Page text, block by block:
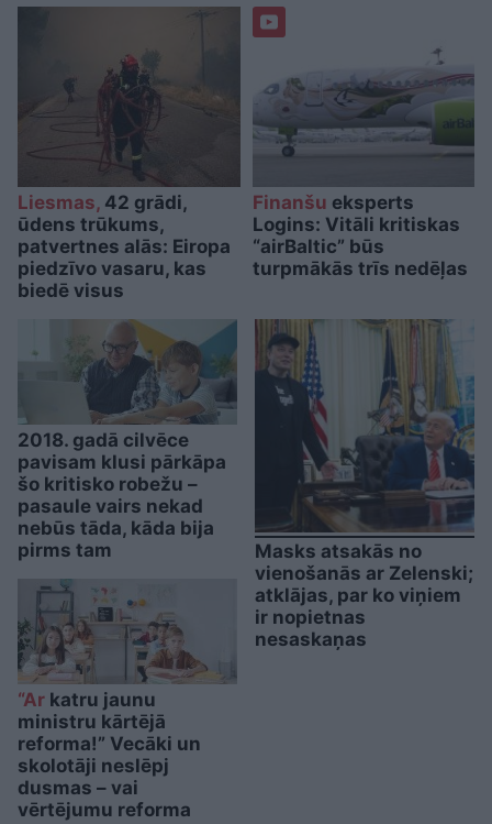
Liesmas, 42 grādi,
ūdens trūkums,
patvertnes alās: Eiropa
piedzīvo vasaru, kas
biedē visus
Finanšu eksperts
Logins: Vitāli kritiskas
“airBaltic” būs
turpmākās trīs nedēļas
2018. gadā cilvēce
pavisam klusi pārkāpa
šo kritisko robežu –
pasaule vairs nekad
nebūs tāda, kāda bija
pirms tam
“Ar katru jaunu
ministru kārtējā
reforma!” Vecāki un
skolotāji neslēpj
dusmas – vai
vērtējumu reforma
Masks atsakās no
vienošanās ar Zelenski;
atklājas, par ko viņiem
ir nopietnas
nesaskaņas